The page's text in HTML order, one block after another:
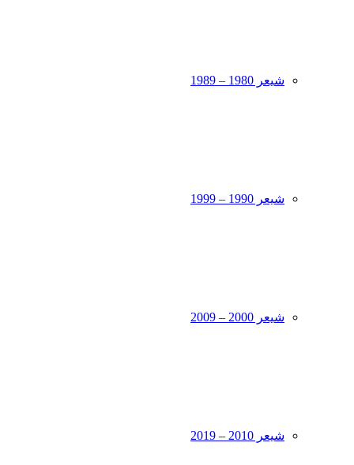
شیعر 1980 – 1989
شیعر 1990 – 1999
شیعر 2000 – 2009
شیعر 2010 – 2019